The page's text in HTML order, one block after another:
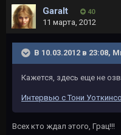
Garalt 40
11 марта, 2012
В 10.03.2012 в 23:08,
Кажется, здесь еще не
Интервью с Тони
Всех кто ждал этого, Грац!!!